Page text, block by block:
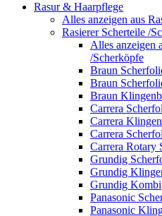
Rasur & Haarpflege
Alles anzeigen aus
Rasierer Scherteile /
Alles anzeigen
/Scherköpfe
Braun
Braun
Braun
Carrera
Carrera
Carrera
Carrera Rotary
Grundig
Grundig
Grundig
Panasonic
Panasonic